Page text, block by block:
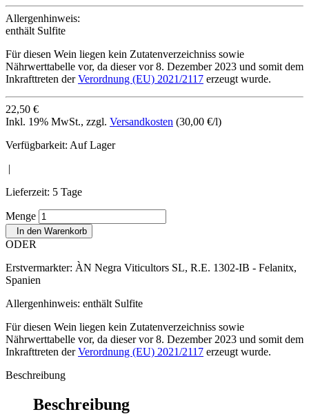
Allergenhinweis:
enthält Sulfite
Für diesen Wein liegen kein Zutatenverzeichniss sowie
Nährwerttabelle vor, da dieser vor 8. Dezember 2023 und somit dem
Inkrafttreten derVerordnung (EU) 2021/2117 erzeugt wurde.
22,50 €
Inkl. 19% MwSt., zzgl. Versandkosten (30,00 €/l)
Verfügbarkeit: Auf Lager
|
Lieferzeit: 5 Tage
Menge
In den Warenkorb
ODER
Erstvermarkter: ÀN Negra Viticultors SL, R.E. 1302-IB - Felanitx,
Spanien
Allergenhinweis: enthält Sulfite
Für diesen Wein liegen kein Zutatenverzeichniss sowie
Nährwerttabelle vor, da dieser vor 8. Dezember 2023 und somit dem
Inkrafttreten derVerordnung (EU) 2021/2117 erzeugt wurde.
Beschreibung
Beschreibung